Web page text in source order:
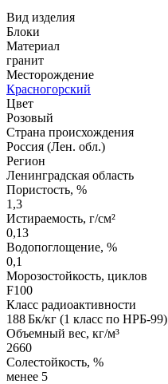
Вид изделия
Блоки
Материал
гранит
Месторождение
Красногорский
Цвет
Розовый
Страна происхождения
Россия (Лен. обл.)
Регион
Ленинградская область
Пористость, %
1,3
Истираемость, г/см²
0,13
Водопоглощение, %
0,1
Морозостойкость, циклов
F100
Класс радиоактивности
188 Бк/кг (1 класс по НРБ-99)
Объемный вес, кг/м³
2660
Солестойкость, %
менее 5